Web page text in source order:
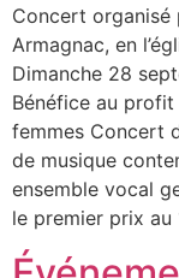
Concert
Armagnac, en
Dimanche 28
Bénéfice au
femmes Concert
de musique
ensemble vocal
le premier prix au